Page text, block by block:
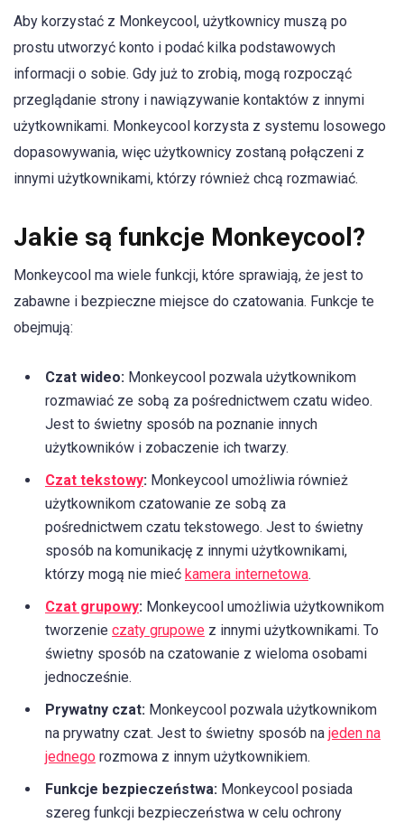
Aby korzystać z Monkeycool, użytkownicy muszą po
prostu utworzyć konto i podać kilka podstawowych
informacji o sobie. Gdy już to zrobią, mogą rozpocząć
przeglądanie strony i nawiązywanie kontaktów z innymi
użytkownikami. Monkeycool korzysta z systemu losowego
dopasowywania, więc użytkownicy zostaną połączeni z
innymi użytkownikami, którzy również chcą rozmawiać.
Jakie są funkcje Monkeycool?
Monkeycool ma wiele funkcji, które sprawiają, że jest to
zabawne i bezpieczne miejsce do czatowania. Funkcje te
obejmują:
Czat wideo: Monkeycool pozwala użytkownikom
rozmawiać ze sobą za pośrednictwem czatu wideo.
Jest to świetny sposób na poznanie innych
użytkowników i zobaczenie ich twarzy.
Czat tekstowy: Monkeycool umożliwia również
użytkownikom czatowanie ze sobą za
pośrednictwem czatu tekstowego. Jest to świetny
sposób na komunikację z innymi użytkownikami,
którzy mogą nie mieć kamera internetowa.
Czat grupowy: Monkeycool umożliwia użytkownikom
tworzenie czaty grupowe z innymi użytkownikami. To
świetny sposób na czatowanie z wieloma osobami
jednocześnie.
Prywatny czat: Monkeycool pozwala użytkownikom
na prywatny czat. Jest to świetny sposób na jeden na
jednego rozmowa z innym użytkownikiem.
Funkcje bezpieczeństwa: Monkeycool posiada
szereg funkcji bezpieczeństwa w celu ochrony